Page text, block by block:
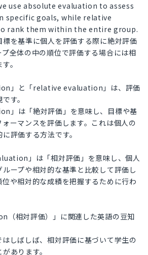
use absolute evaluation to assess
specific goals, while relative
rank them within the entire group.
を基準に個人を評価する際に絶対評価
全体の中の順位で評価する場合には相
。
」と「relative evaluation」は、評価
す。
」は「絶対評価」を意味し、目標や基
ーマンスを評価します。これは個人の
評価する方法です。
」は「相対評価」を意味し、個人
ープや相対的な基準と比較して評価し
や相対的な成績を把握するために行わ
（相対評価）」に関連した英語の豆知
しばしば、相対評価に基づいて学生の
あります。